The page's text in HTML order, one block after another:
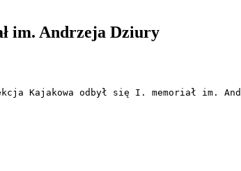
im. Andrzeja Dziury
Kajakowa odbył się I. memoriał im.